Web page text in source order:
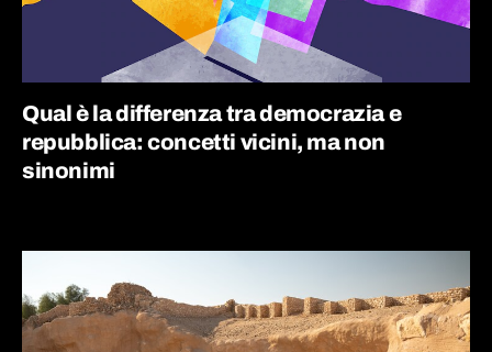
Qual è la differenza tra democrazia e
repubblica: concetti vicini, ma non
sinonimi